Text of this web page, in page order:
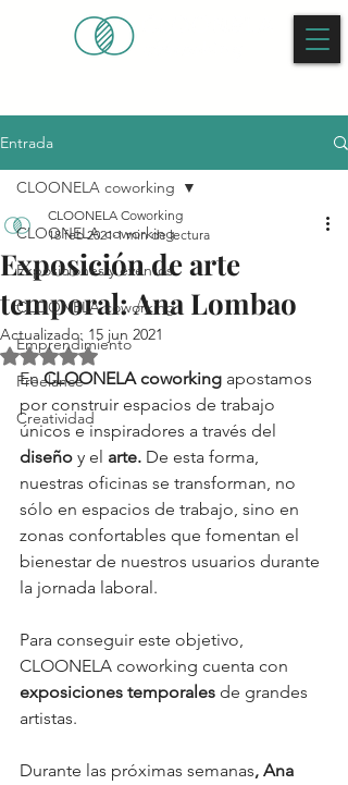
Entrada
CLOONELA coworking
Exposiciones y eventos
CLOONELA coworking
Emprendimiento
Freelance
Creatividad
CLOONELA coworking
Exposición de arte
temporal: Ana Lombao
CLOONELA Coworking
18 feb 2021 1 min de lectura
Actualizado: 15 jun 2021
Obtuvo NaN de 5 estrellas.
En CLOONELA coworking apostamos
por construir espacios de trabajo
únicos e inspiradores a través del
diseño y el arte. De esta forma,
nuestras oficinas se transforman, no
sólo en espacios de trabajo, sino en
zonas confortables que fomentan el
bienestar de nuestros usuarios durante
la jornada laboral.
Para conseguir este objetivo,
CLOONELA coworking cuenta con
exposiciones temporales de grandes
artistas.
Durante las próximas semanas, Ana